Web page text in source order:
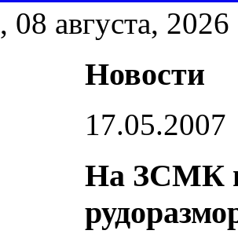
08 августа, 2026
Новости
17.05.2007
На ЗСМК